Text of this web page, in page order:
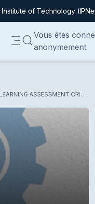
of Technology
Panneau latéral
ACTIVER/
Vous êtes
anonymement
CRITERES D'EVALUATION (LEARNING ASSESSMENT CRITERIA)